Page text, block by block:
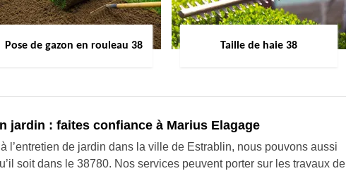
Pose de gazon en rouleau 38 Taille de haie 38
jardin : faites confiance à Marius Elagage
l’entretien de jardin dans la ville de Estrablin, nous pouvons aussi
soit dans le 38780. Nos services peuvent porter sur les travaux de